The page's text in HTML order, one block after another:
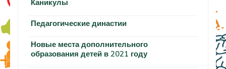
Каникулы
Педагогические династии
Новые места дополнительного
образования детей в 2021 году